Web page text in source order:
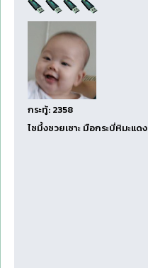
กระทู้: 2358
ไซมึ้งซวยเซาะ มือกระบี่หิมะแดง